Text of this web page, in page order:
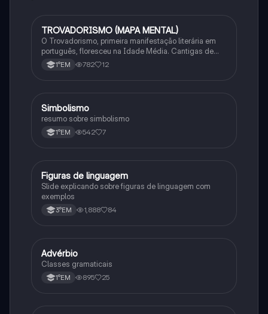
Português
TROVADORISMO (MAPA MENTAL)
O Trovadorismo, primeira manifestação literária em
português, floresceu na Idade Média. Cantigas de
amor, amigo, escárnio e maldizer eram compostas por
trovadores e jograis, com temas feudais e religiosos.
1°EM 782 12
Português
Simbolismo
resumo sobre simbolismo
1°EM 542 7
Português
Figuras de linguagem
Slide explicando sobre figuras de linguagem com
exemplos
3°EM 1,888 84
Português
Advérbio
Classes gramaticais
1°EM 895 25